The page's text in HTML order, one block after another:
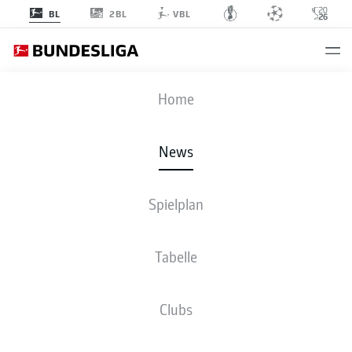
BL 2BL VBL
Home
News
Spielplan
Tabelle
Clubs
Hugo Ekitiké verlässt die Eintracht in Richtung England